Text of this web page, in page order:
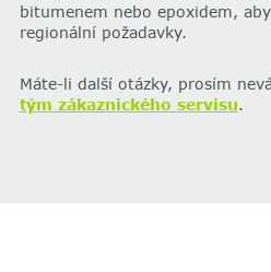
bitumenem nebo epoxidem,
regionální požadavky.
Máte-li další otázky, prosím
tým zákaznického servisu.